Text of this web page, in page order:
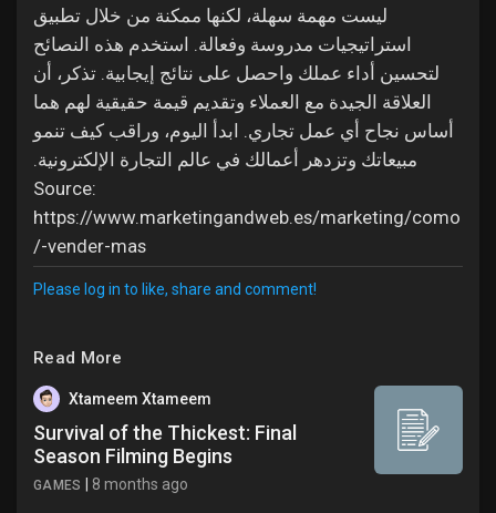
ليست مهمة سهلة، لكنها ممكنة من خلال تطبيق
استراتيجيات مدروسة وفعالة. استخدم هذه النصائح
لتحسين أداء عملك واحصل على نتائج إيجابية. تذكر، أن
العلاقة الجيدة مع العملاء وتقديم قيمة حقيقية لهم هما
أساس نجاح أي عمل تجاري. ابدأ اليوم، وراقب كيف تنمو
مبيعاتك وتزدهر أعمالك في عالم التجارة الإلكترونية.
Source:
https://www.marketingandweb.es/marketing/como
-vender-mas/
Please log in to like, share and comment!
Read More
Xtameem Xtameem
Survival of the Thickest: Final
Season Filming Begins
GAMES 8 months ago